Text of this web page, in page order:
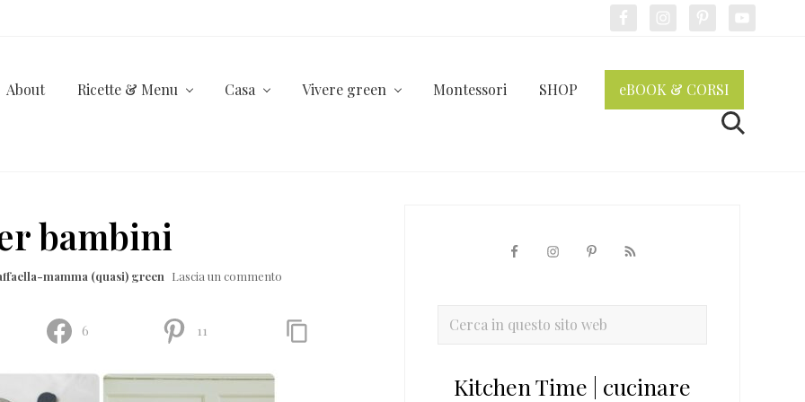
About Ricette & Menu Casa Vivere green Montessori SHOP eBOOK & CORSI
Cerca
bambini
mamma (quasi) green Lascia un commento
6 11
primaria
Cerca
sitoKitchen Time | cucinare